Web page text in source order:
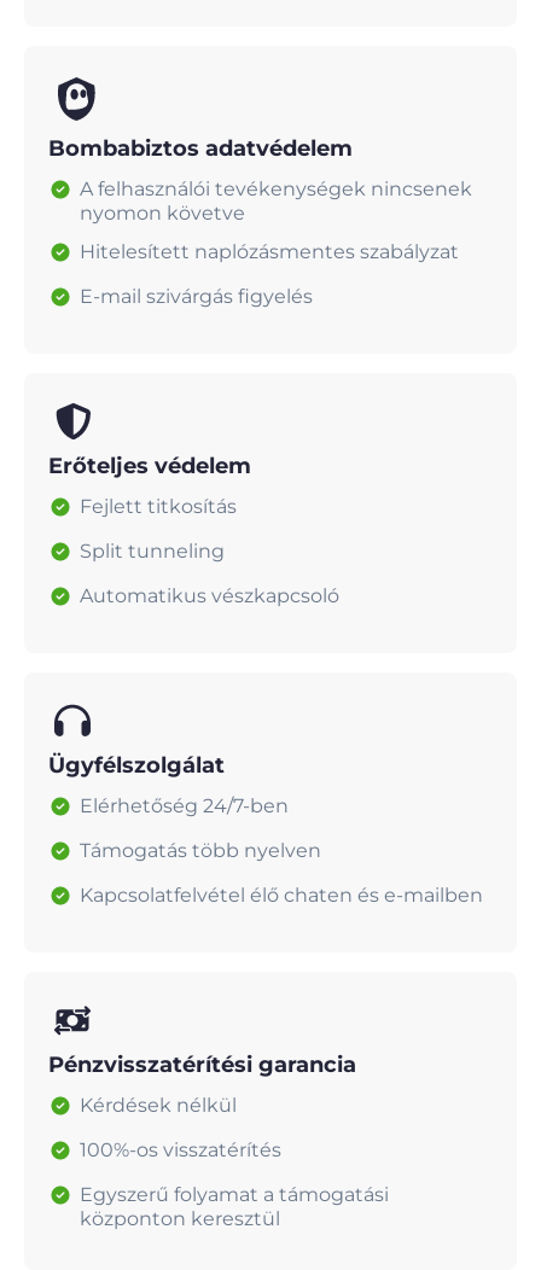
Bombabiztos adatvédelem
A felhasználói tevékenységek nincsenek
nyomon követve
Hitelesített naplózásmentes szabályzat
E-mail szivárgás figyelés
Erőteljes védelem
Fejlett titkosítás
Split tunneling
Automatikus vészkapcsoló
Ügyfélszolgálat
Elérhetőség 24/7-ben
Támogatás több nyelven
Kapcsolatfelvétel élő chaten és e-mailben
Pénzvisszatérítési garancia
Kérdések nélkül
100%-os visszatérítés
Egyszerű folyamat a támogatási
központon keresztül